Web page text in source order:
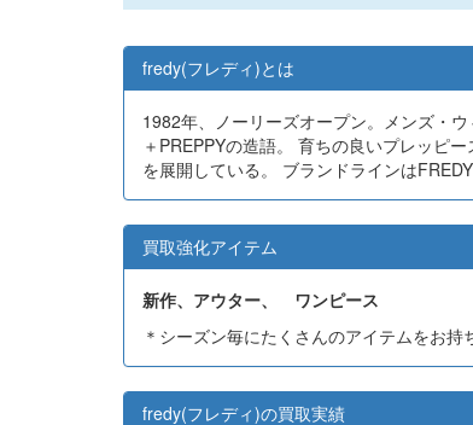
fredy(フレディ)とは
1982年、ノーリーズオープン。メンズ・
＋PREPPYの造語。 育ちの良いプレッピ
を展開している。 ブランドラインは
買取強化アイテム
新作、アウター、 ワンピース
＊シーズン毎にたくさんのアイテムをお
fredy(フレディ)の買取実績